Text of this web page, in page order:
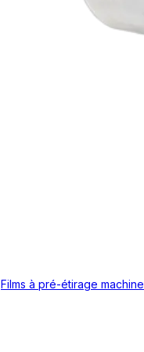
Films à pré-étirage machine